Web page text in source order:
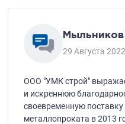
29 Августа 2022
ООО "УМК строй"
и искреннюю
своевременную
металлопроката в 2013